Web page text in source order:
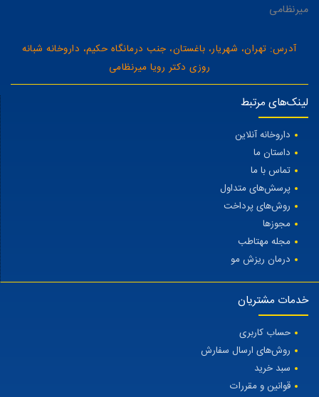
میرنظامی
آدرس: تهران، شهریار، باغستان، جنب درمانگاه حکیم، داروخانه شبانه
روزی دکتر رویا میرنظامی
لینک‌های مرتبط
داروخانه آنلاین
داستان ما
تماس با ما
پرسش‌های متداول
روش‌های پرداخت
مجوزها
مجله مهتاطب
درمان ریزش مو
خدمات مشتریان
حساب کاربری
روش‌های ارسال سفارش
سبد خرید
قوانین و مقررات